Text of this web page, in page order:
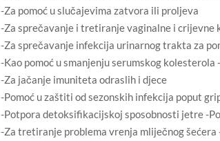
-Za pomoć u slučajevima zatvora ili proljeva
-Za sprečavanje i tretiranje vaginalne i crijevne
-Za sprečavanje infekcija urinarnog trakta za
-Kao pomoć u smanjenju serumskog
-Za jačanje imuniteta odraslih i djece
-Pomoć u zaštiti od sezonskih infekcija poput
-Potpora detoksifikacijskoj sposobnosti jetre -
-Za tretiranje problema vrenja mliječnog